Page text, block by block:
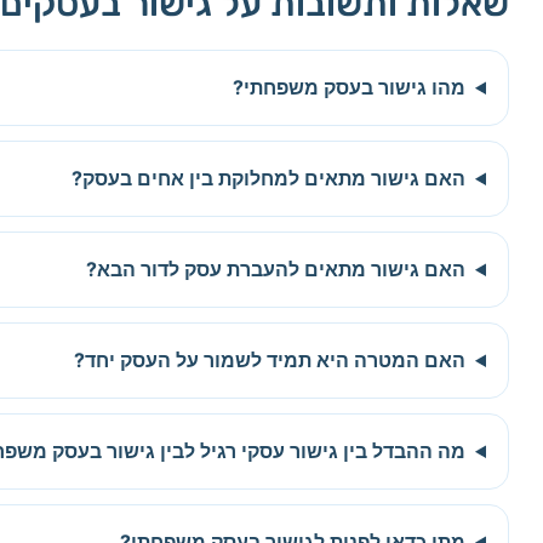
מהו גישור בעסק משפחתי?
האם גישור מתאים למחלוקת בין אחים בעסק?
האם גישור מתאים להעברת עסק לדור הבא?
האם המטרה היא תמיד לשמור על העסק יחד?
מה ההבדל בין גישור עסקי רגיל לבין גישור בעסק